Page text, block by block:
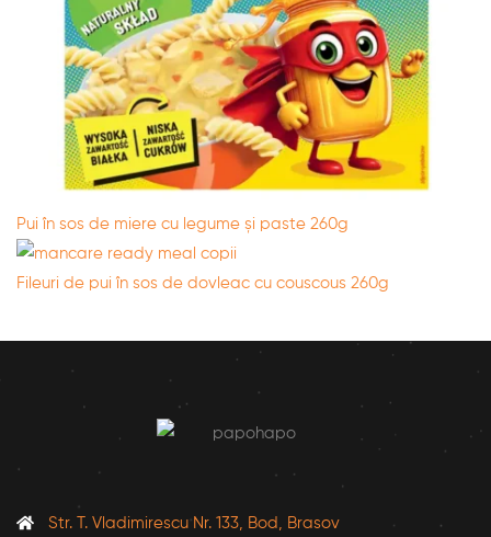
Pui în sos de miere cu legume și paste 260g
Fileuri de pui în sos de dovleac cu couscous 260g
Str. T. Vladimirescu Nr. 133, Bod, Brasov